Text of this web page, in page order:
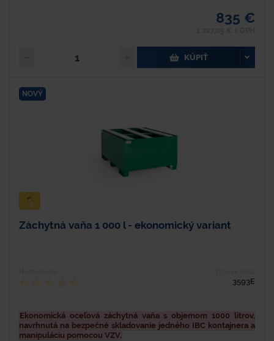
835 €
KÚPIŤ
NOVÝ
Záchytná vaňa 1 000 l - ekonomický variant
3593E
Ekonomická oceľová záchytná vaňa s objemom 1000 litrov,
navrhnutá na bezpečné skladovanie jedného IBC kontajnera a
manipuláciu pomocou VZV.